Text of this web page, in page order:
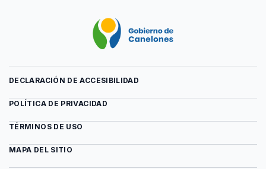
DECLARACIÓN DE ACCESIBILIDAD
POLÍTICA DE PRIVACIDAD
TÉRMINOS DE USO
MAPA DEL SITIO